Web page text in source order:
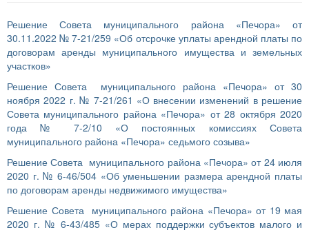
Решение Совета муниципального района «Печора» от
30.11.2022 № 7-21/259 «Об отсрочке уплаты арендной платы по
договорам аренды муниципального имущества и земельных
участков»
Решение Совета муниципального района «Печора» от 30
ноября 2022 г. № 7-21/261 «О внесении изменений в решение
Совета муниципального района «Печора» от 28 октября 2020
года № 7-2/10 «О постоянных комиссиях Совета
муниципального района «Печора» седьмого созыва»
Решение Совета муниципального района «Печора» от 24 июля
2020 г. № 6-46/504 «Об уменьшении размера арендной платы
по договорам аренды недвижимого имущества»
Решение Совета муниципального района «Печора» от 19 мая
2020 г. № 6-43/485 «О мерах поддержки субъектов малого и